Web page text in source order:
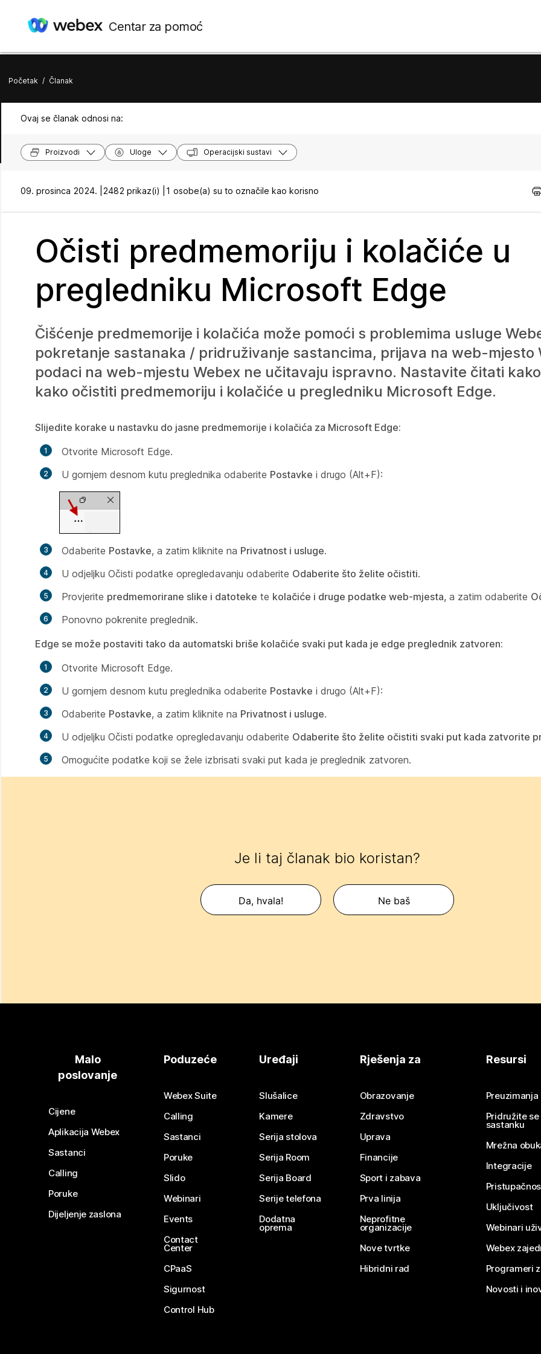
Centar za pomoć
Početak / Članak
Ovaj se članak odnosi na:
Proizvodi Uloge Operacijski sustavi
09. prosinca 2024. | 2482 prikaz(i) | 1 osobe(a) su to označile kao korisno
Očisti predmemoriju i kolačiće u
pregledniku Microsoft Edge
Čišćenje predmemorije i kolačića može pomoći s problemima usluge
pokretanje sastanaka / pridruživanje sastancima, prijava na web-mjesto
podaci na web-mjestu Webex ne učitavaju ispravno. Nastavite čitati
kako očistiti predmemoriju i kolačiće u pregledniku Microsoft Edge.
Slijedite korake u nastavku do jasne predmemorije i kolačića za Microsoft Edge:
Otvorite Microsoft Edge.
U gornjem desnom kutu preglednika odaberite Postavke i drugo (Alt+F):
Odaberite Postavke, a zatim kliknite na Privatnost i usluge.
U odjeljku Očisti podatke opregledavanju odaberite Odaberite što želite očistiti.
Provjerite predmemorirane slike i datoteke te kolačiće i druge podatke web-mjesta, a zatim odaberite
Ponovno pokrenite preglednik.
Edge se može postaviti tako da automatski briše kolačiće svaki put kada je edge preglednik zatvoren:
Otvorite Microsoft Edge.
U gornjem desnom kutu preglednika odaberite Postavke i drugo (Alt+F):
Odaberite Postavke, a zatim kliknite na Privatnost i usluge.
U odjeljku Očisti podatke opregledavanju odaberite Odaberite što želite očistiti svaki put kada zatvorite
Omogućite podatke koji se žele izbrisati svaki put kada je preglednik zatvoren.
Je li taj članak bio koristan?
Da, hvala! Ne baš
Malo
poslovanje
Cijene
Aplikacija Webex
Sastanci
Calling
Poruke
Dijeljenje zaslona
Poduzeće
Webex Suite
Calling
Sastanci
Poruke
Slido
Webinari
Events
Contact
Center
CPaaS
Sigurnost
Control Hub
Uređaji
Slušalice
Kamere
Serija stolova
Serija Room
Serija Board
Serije telefona
Dodatna
oprema
Rješenja za
Obrazovanje
Zdravstvo
Uprava
Financije
Sport i zabava
Prva linija
Neprofitne
organizacije
Nove tvrtke
Hibridni rad
Resursi
Preuzimanja
Pridružite
sastanku
Mrežna
Integracije
Uključivost
Webinari
Webex
Programeri
Novosti i